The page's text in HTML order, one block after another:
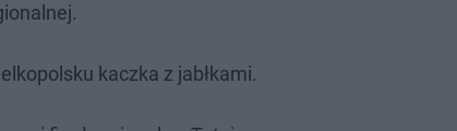
kaczka z jabłkami.